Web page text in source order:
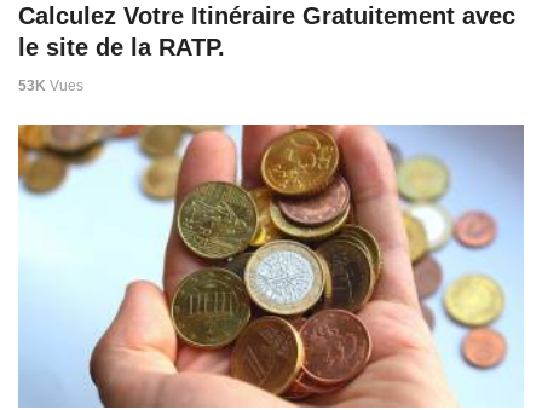
Calculez Votre Itinéraire Gratuitement avec
le site de la RATP.
53K Vues